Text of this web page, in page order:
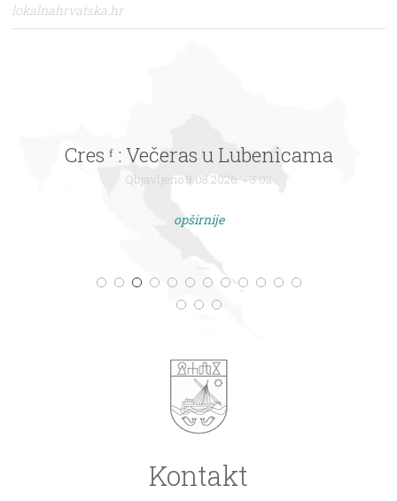
lokalnahrvatska.hr
Cres ᶠ : Večeras u Lubenicama
Objavljeno 8.08.2026. - 3:02
opširnije
Kontakt